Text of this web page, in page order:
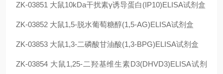
ZK-03851 大鼠10kDa干扰素γ诱导蛋白(IP10)ELISA试剂盒
ZK-03852 大鼠1,5-脱水葡萄糖醇(1,5-AG)ELISA试剂盒
ZK-03853 大鼠1,3-二磷酸甘油酸(1,3-BPG)ELISA试剂盒
ZK-03854 大鼠1,25-二羟基维生素D3(DHVD3)ELISA试剂